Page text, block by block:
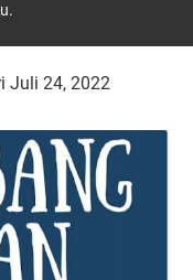
Juli 24, 2022